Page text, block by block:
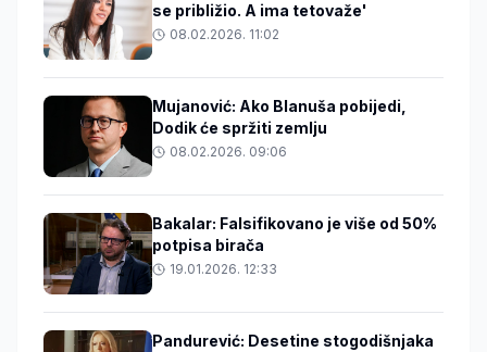
se približio. A ima tetovaže'
08.02.2026. 11:02
Mujanović: Ako Blanuša pobijedi,
Dodik će spržiti zemlju
08.02.2026. 09:06
Bakalar: Falsifikovano je više od 50%
potpisa birača
19.01.2026. 12:33
Pandurević: Desetine stogodišnjaka